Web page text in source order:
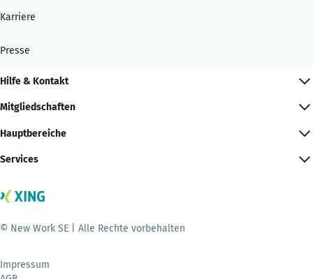
Karriere
Presse
Hilfe & Kontakt
Mitgliedschaften
Hauptbereiche
Services
© New Work SE | Alle Rechte vorbehalten
Impressum